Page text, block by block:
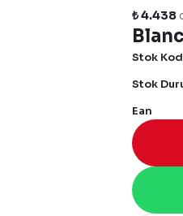
₺ 4.438
Stok
Stok
Ean